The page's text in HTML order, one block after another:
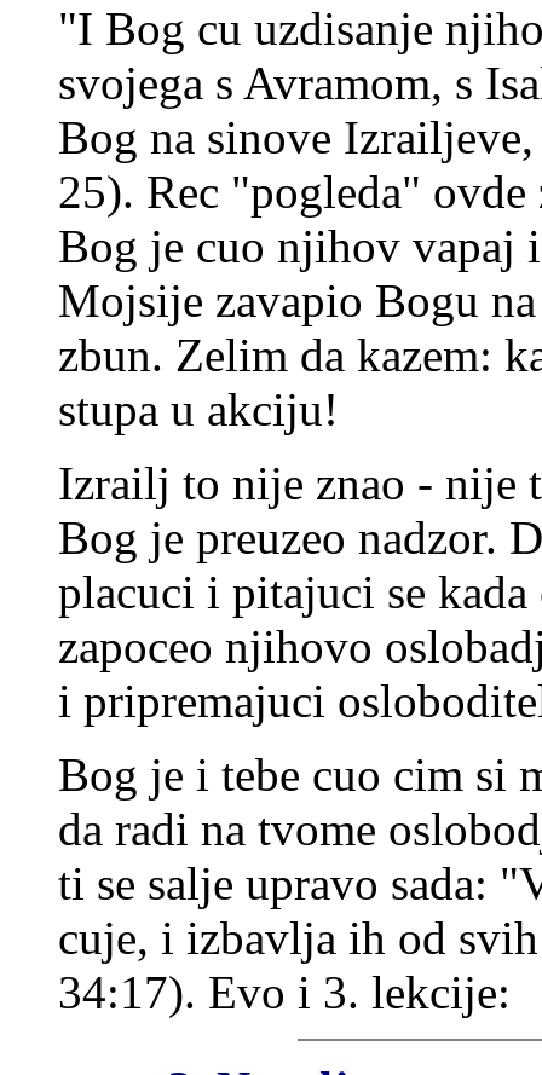
"I Bog cu uzdisanje
svojega s Avramom, s
Bog na sinove
25). Rec "pogleda"
Bog je cuo njihov vapaj
Mojsije zavapio Bogu
zbun. Zelim da kazem:
stupa u akciju!
Izrailj to nije znao - nije
Bog je preuzeo nadzor.
placuci i pitajuci se
zapoceo njihovo
i pripremajuci
Bog je i tebe cuo cim si
da radi na tvome
ti se salje upravo sada:
cuje, i izbavlja ih od
34:17). Evo i 3. lekcije: